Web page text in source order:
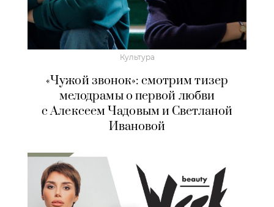
Культура
«Чужой звонок»: смотрим тизер
мелодрамы о первой любви
с Алексеем Чадовым и Светланой
Ивановой